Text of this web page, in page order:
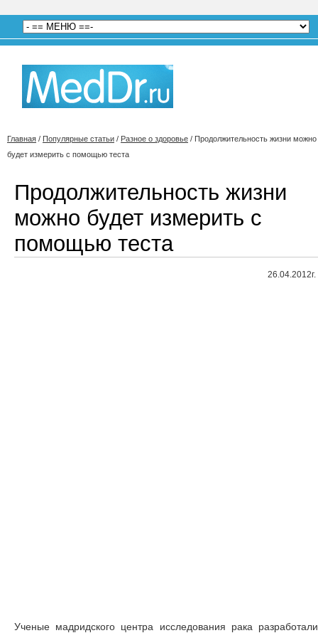
Главная / Популярные статьи / Разное о здоровье / Продолжительность жизни можно
будет измерить с помощью теста
Продолжительность жизни
можно будет измерить с
помощью теста
26.04.2012г.
Ученые мадридского центра исследования рака разработали